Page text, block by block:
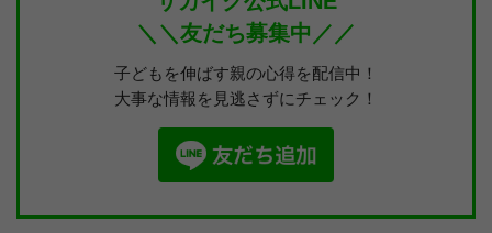
＼＼友だち募集中／／
子どもを伸ばす親の心得を配信中！
大事な情報を見逃さずにチェック！